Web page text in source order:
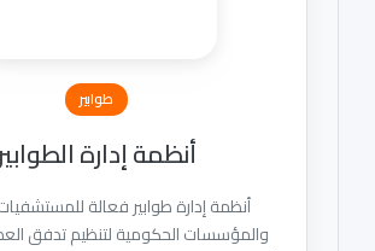
أنظمة إدارة الطوابير
أنظمة إدارة طوابير فعالة للمستشفيات والبنوك
والمؤسسات الحكومية لتنظيم تدفق العملاء وتقليل